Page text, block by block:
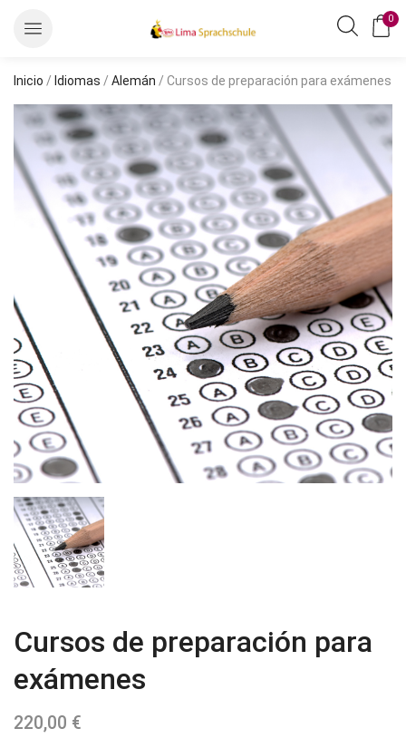
0
Inicio / Idiomas / Alemán / Cursos de preparación para exámenes
Cursos de preparación para
exámenes
220,00 €